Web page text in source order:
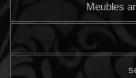
Meubles